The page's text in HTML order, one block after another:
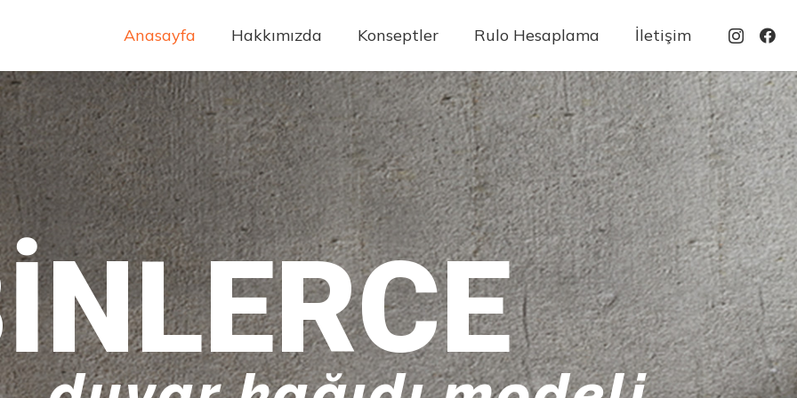
Anasayfa Hakkımızda Konseptler Rulo Hesaplama İletişim